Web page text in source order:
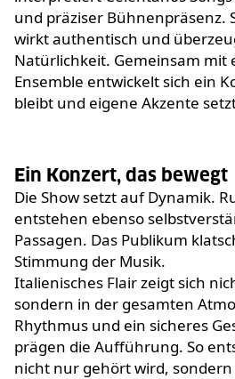
und präziser Bühnenpräsenz.
wirkt authentisch und
Natürlichkeit. Gemeinsam mit
Ensemble entwickelt sich ein
bleibt und eigene Akzente
Ein Konzert, das bewegt
Die Show setzt auf Dynamik.
entstehen ebenso
Passagen. Das Publikum
Stimmung der Musik.
Italienisches Flair zeigt sich
sondern in der gesamten
Rhythmus und ein sicheres
prägen die Aufführung. So
nicht nur gehört wird,